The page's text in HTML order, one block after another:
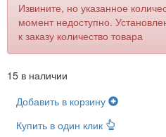
Извините, но указанное
момент недоступно.
к заказу количество товара
15 в наличии
Добавить в корзину
Купить в один клик